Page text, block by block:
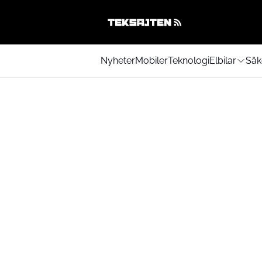
NyheterMobilerTeknologiElbilar